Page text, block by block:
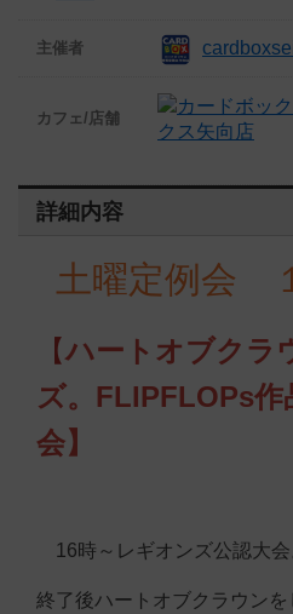
主催者
カフェ/店舗
クス矢向店
詳細内容
土曜定例会
【ハートオブクラ
ズ。FLIPFLOPs
会】
16時～レギオンズ公認大会
終了後ハートオブクラウンを